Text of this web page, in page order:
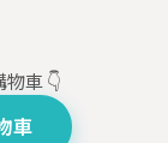
車 👇
車